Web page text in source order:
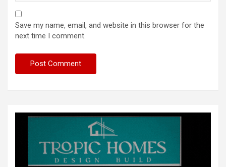
Save my name, email, and website in this browser for the
next time I comment.